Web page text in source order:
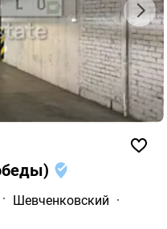
· Шевченковский ·